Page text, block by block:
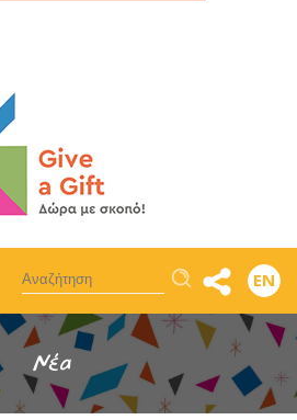
Αναζήτηση EN
Νέα